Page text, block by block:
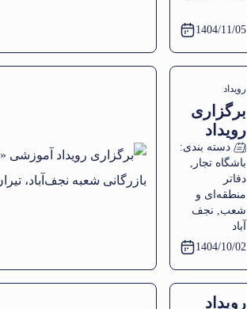
1404/11/05
رویداد
توانمندسازی
فعالین اقتصادی
شعبه
شهرستان‌های
نجف‌آباد، تیران و
کرون
برگزاری
رویداد
آموزشی
«آشنایی
با اصول
صادرات»
در اتاق
بازرگانی
نجف‌آباد،
تیران و
دسته بندی:
باشگاه تجار ,
دفاتر
منطقه‌ای و
شعب, نجف
آباد
1404/10/02
رویداد